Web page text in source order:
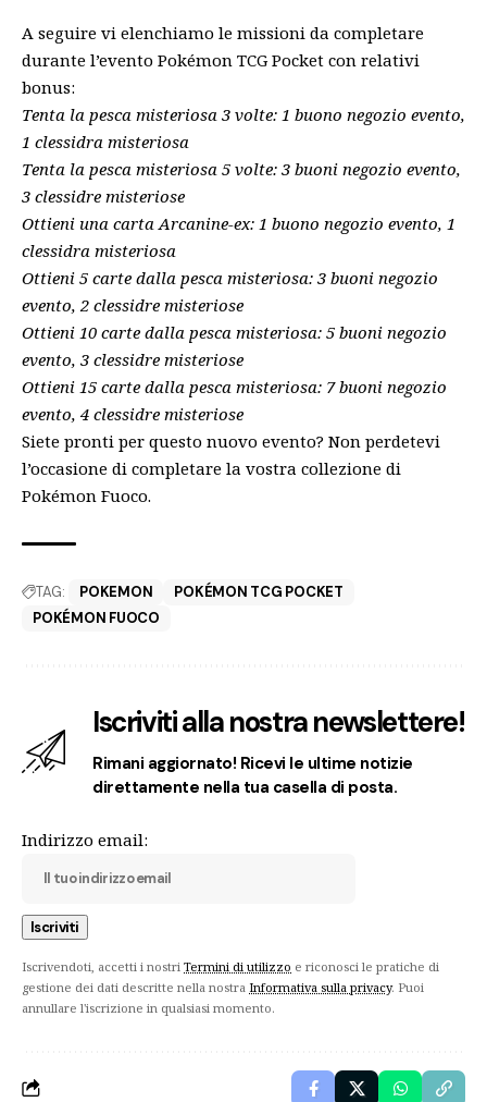
A seguire vi elenchiamo le missioni da completare
durante l’evento Pokémon TCG Pocket con relativi
bonus:
Tenta la pesca misteriosa 3 volte: 1 buono negozio evento,
1 clessidra misteriosa
Tenta la pesca misteriosa 5 volte: 3 buoni negozio evento,
3 clessidre misteriose
Ottieni una carta Arcanine-ex: 1 buono negozio evento, 1
clessidra misteriosa
Ottieni 5 carte dalla pesca misteriosa: 3 buoni negozio
evento, 2 clessidre misteriose
Ottieni 10 carte dalla pesca misteriosa: 5 buoni negozio
evento, 3 clessidre misteriose
Ottieni 15 carte dalla pesca misteriosa: 7 buoni negozio
evento, 4 clessidre misteriose
Siete pronti per questo nuovo evento? Non perdetevi
l’occasione di completare la vostra collezione di
Pokémon Fuoco.
TAG: POKEMON
POKÉMON TCG POCKET
POKÉMON FUOCO
Iscriviti alla nostra newslettere!
Rimani aggiornato! Ricevi le ultime notizie
direttamente nella tua casella di posta.
Indirizzo email:
Iscrivendoti, accetti i nostri Termini di utilizzo e riconosci le pratiche di
gestione dei dati descritte nella nostra Informativa sulla privacy. Puoi
annullare l'iscrizione in qualsiasi momento.